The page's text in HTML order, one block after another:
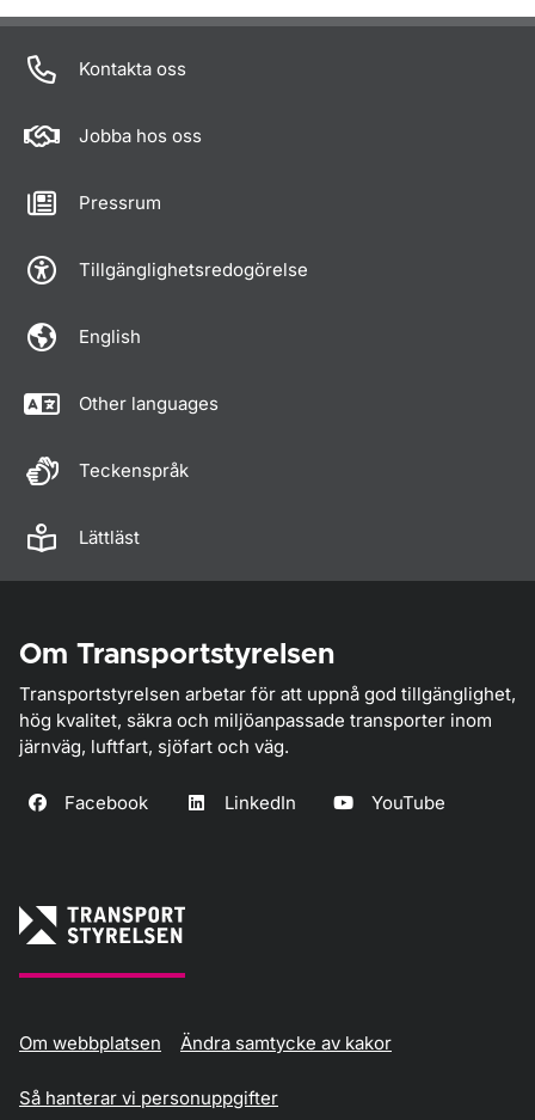
Kontakta oss
Jobba hos oss
Pressrum
Tillgänglighetsredogörelse
English
Other languages
Teckenspråk
Lättläst
Om Transportstyrelsen
Transportstyrelsen arbetar för att uppnå god tillgänglighet,
hög kvalitet, säkra och miljöanpassade transporter inom
järnväg, luftfart, sjöfart och väg.
Facebook LinkedIn YouTube
Om webbplatsen Ändra samtycke av kakor
Så hanterar vi personuppgifter